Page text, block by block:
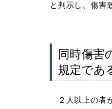
と判示し、傷害
同時傷害
規定であ
２人以上の者